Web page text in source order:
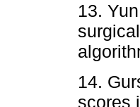
13.
14.
scores